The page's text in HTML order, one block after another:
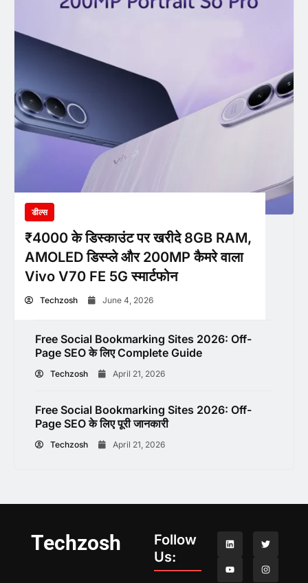
डील्स
₹4000 के डिस्काउंट पर खरीदे 8GB RAM,
AMOLED डिस्प्ले और 200MP कैमरे वाला
Vivo V70 FE 5G स्मार्टफोन
Techzosh June 4, 2026
Free Social Bookmarking Sites 2026: Off-
Page SEO के लिए Complete Guide
Techzosh April 21, 2026
Free Social Bookmarking Sites 2026: Off-
Page SEO के लिए पूरी जानकारी
Techzosh April 21, 2026
Techzosh
Follow
Us: